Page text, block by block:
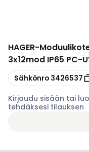
HAGER-
3x12mod IP65 PC-
Kopioi
Sähkönro 3426537
Kirjaudu sisään tai
tehdäksesi tilauksen